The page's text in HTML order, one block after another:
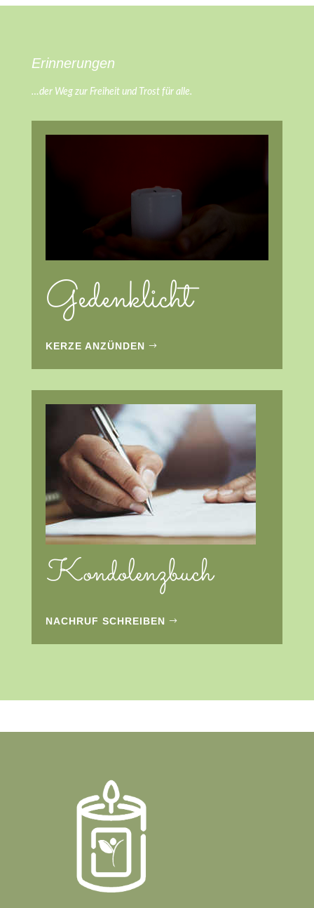
Erinnerungen
…der Weg zur Freiheit und Trost für alle.
Gedenklicht
KERZE ANZÜNDEN
Kondolenzbuch
NACHRUF SCHREIBEN